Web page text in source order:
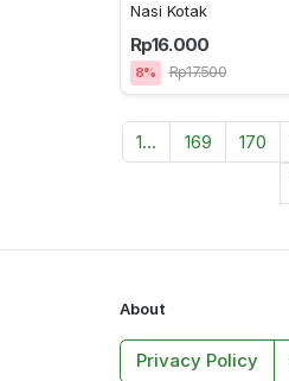
Nasi Kotak
Rp16.000
8% Rp17.500
1... 169 170
About
Privacy Policy